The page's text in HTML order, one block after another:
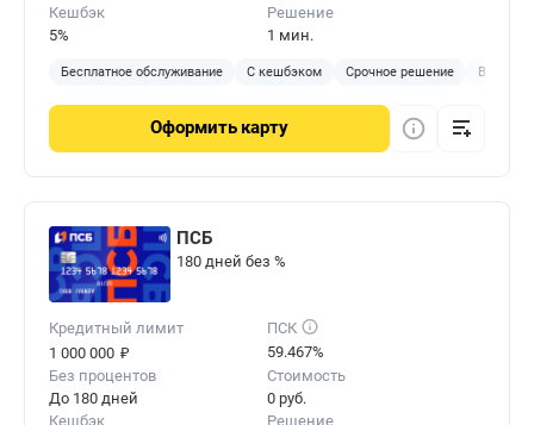
Кешбэк
5%
Решение
1 мин.
Бесплатное обслуживание С кешбэком Срочное решение
Оформить карту
ПСБ
180 дней без %
Кредитный лимит
1 000 000 ₽
ПСК
59.467%
Без процентов
До 180 дней
Стоимость
0 руб.
Кешбэк
Решение